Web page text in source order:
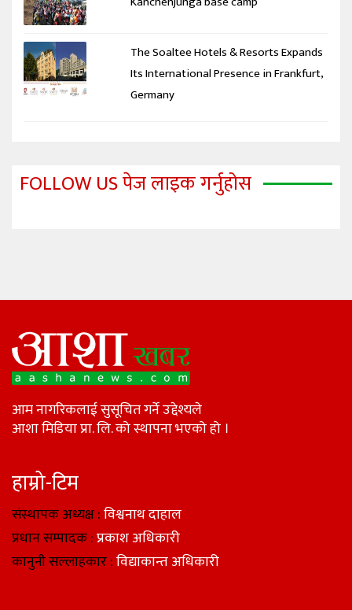
The Soaltee Hotels & Resorts Expands
Its International Presence in Frankfurt,
Germany
FOLLOW US पेज लाइक गर्नुहोस
आम नागरिकलाई सुसूचित गर्ने उद्देश्यले
आशा मिडिया प्रा. लि. को स्थापना भएको हो ।
हाम्रो-टिम
संस्थापक अध्यक्ष :विश्वनाथ दाहाल
प्रधान सम्पादक :प्रकाश अधिकारी
कानुनी सल्लाहकार :विद्याकान्त अधिकारी